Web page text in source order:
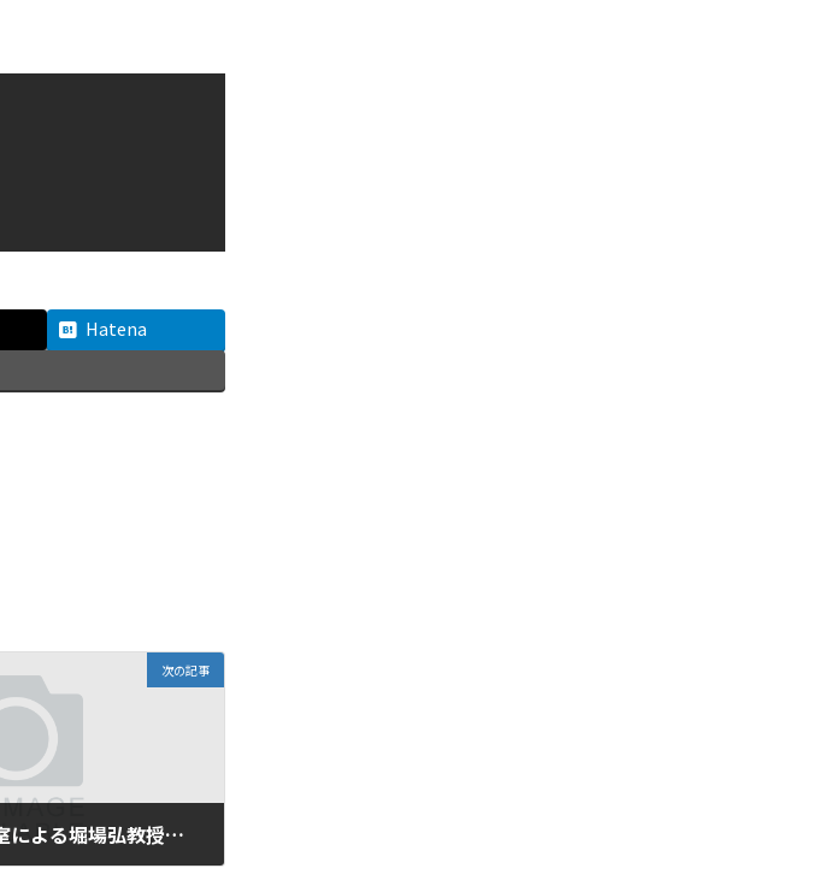
Hatena
次の記事
【415号】堀場研究室による堀場弘教授退任式・最終講義「シーラカンスの過去・現在・未来」の御案内